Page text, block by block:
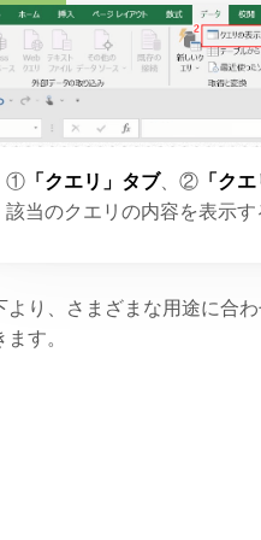
① 「クエリ」タブ、② 「ク
該当のクエリの内容を表示す
より、さまざまな用途に合
ます。